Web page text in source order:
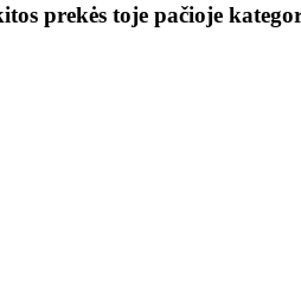
prekės toje pačioje